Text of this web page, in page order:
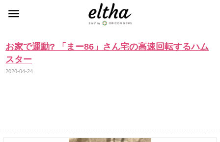
お家で運動? 「まー86」さん宅の高速回転するハム
スター
2020-04-24